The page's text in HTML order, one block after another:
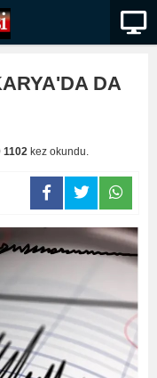
DA
1102 kez okundu.